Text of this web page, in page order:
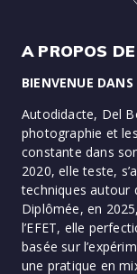
A PROPOS
BIENVENUE
Autodidacte, Del
photographie et
constante dans
2020, elle teste,
techniques autour
Diplômée, en
l’EFET, elle
basée sur
une pratique en